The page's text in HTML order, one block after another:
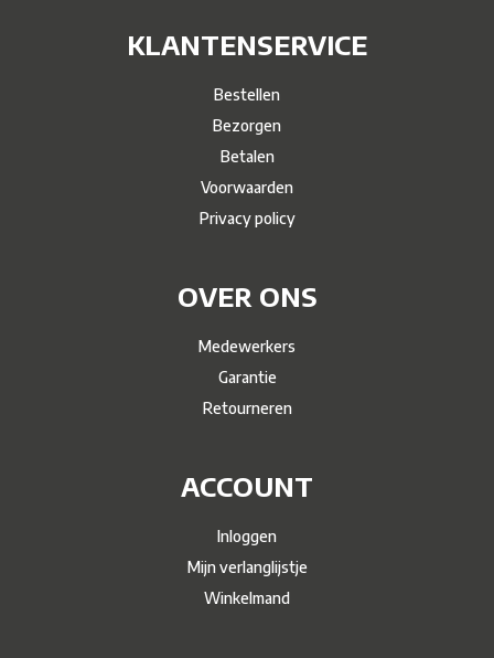
KLANTENSERVICE
Bestellen
Bezorgen
Betalen
Voorwaarden
Privacy policy
OVER ONS
Medewerkers
Garantie
Retourneren
ACCOUNT
Inloggen
Mijn verlanglijstje
Winkelmand